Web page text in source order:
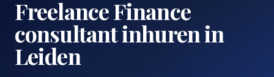
Freelance Finance
consultant inhuren in
Leiden